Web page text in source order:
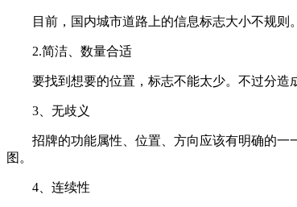
目前，国内城市道路上的信息标志大小不规则
2.简洁、数量合适
要找到想要的位置，标志不能太少。不过分造
3、无歧义
招牌的功能属性、位置、方向应该有明确的
图。
4、连续性